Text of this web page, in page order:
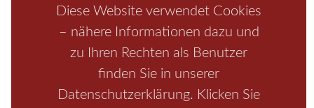
Diese Website verwendet Cookies
– nähere Informationen dazu und
zu Ihren Rechten als Benutzer
finden Sie in unserer
Datenschutzerklärung. Klicken Sie
Hohnstein Königstein Kirnitzschtal Wellness
Mediathek